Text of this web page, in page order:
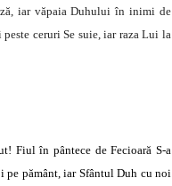
iar văpaia Duhului în inimi de
ceruri Se suie, iar raza Lui la
Fiul în pântece de Fecioară S-a
pe pământ, iar Sfântul Duh cu noi